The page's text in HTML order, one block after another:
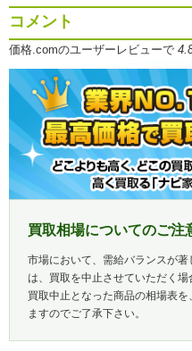
コメント
価格.comのユーザーレビューで
買取相場についてのご注
市場において、需給バランスが
は、買取を中止させていただく場
買取中止となった商品の相場表
ますのでご了承下さい。